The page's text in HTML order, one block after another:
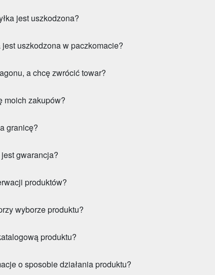
jest uszkodzona?
uszkodzona w paczkomacie?
a chcę zwrócić towar?
moich zakupów?
granicę?
gwarancja?
produktów?
wyborze produktu?
produktu?
o sposobie działania produktu?